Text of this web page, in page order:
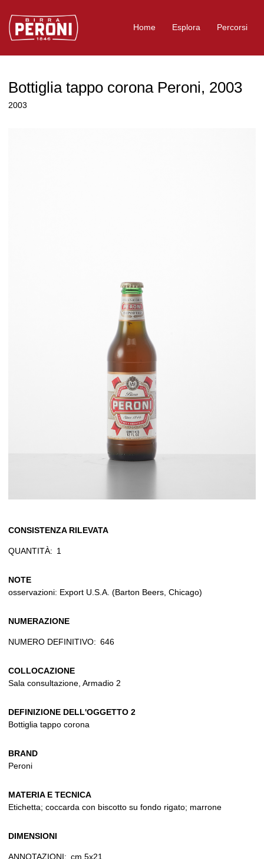
Logo Birra Peroni
Home Esplora Percorsi
Bottiglia tappo corona Peroni, 2003
2003
CONSISTENZA RILEVATA
QUANTITÀ: 1
NOTE
osservazioni: Export U.S.A. (Barton Beers, Chicago)
NUMERAZIONE
NUMERO DEFINITIVO: 646
COLLOCAZIONE
Sala consultazione, Armadio 2
DEFINIZIONE DELL'OGGETTO 2
Bottiglia tappo corona
BRAND
Peroni
MATERIA E TECNICA
Etichetta; coccarda con biscotto su fondo rigato; marrone
DIMENSIONI
ANNOTAZIONI: cm 5x21